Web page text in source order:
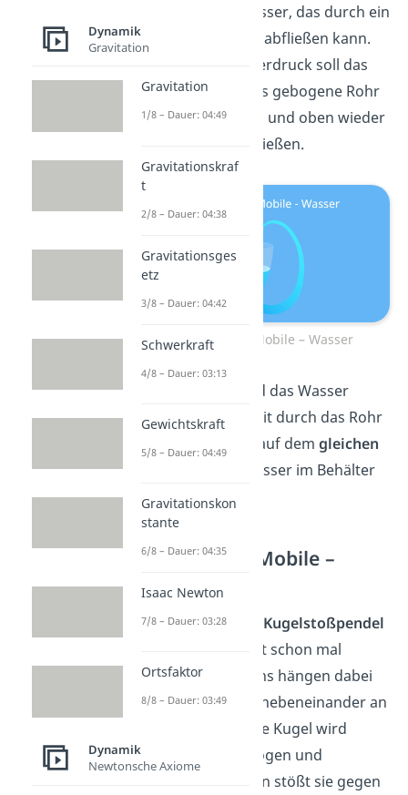
befindet sich Wasser, das durch ein
Rohr nach unten abfließen kann.
Durch den Wasserdruck soll das
Wasser durch das gebogene Rohr
gedrückt werden und oben wieder
in den Behälter fließen.
Perpetuum Mobile – Wasser
In der Praxis wird das Wasser
jedoch nur so weit durch das Rohr
gedrückt, bis es auf dem gleichen
wie das Wasser im Behälter
ist.
Perpetuum Mobile –
Ein sogenanntes Kugelstoßpendel
hast du bestimmt schon mal
gesehen. Meistens hängen dabei
mehrere Kugeln nebeneinander an
einem Faden. Eine Kugel wird
seitlich hochgezogen und
losgelassen. Dann stößt sie gegen
Dynamik
Gravitation
Gravitation
1/8 – Dauer: 04:49
Gravitationskraf
t
2/8 – Dauer: 04:38
Gravitationsges
etz
3/8 – Dauer: 04:42
Schwerkraft
4/8 – Dauer: 03:13
Gewichtskraft
5/8 – Dauer: 04:49
Gravitationskon
stante
6/8 – Dauer: 04:35
Isaac Newton
7/8 – Dauer: 03:28
Ortsfaktor
8/8 – Dauer: 03:49
Dynamik
Newtonsche Axiome